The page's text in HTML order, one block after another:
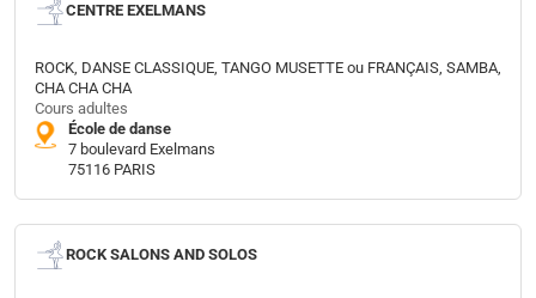
CENTRE EXELMANS
ROCK, DANSE CLASSIQUE, TANGO MUSETTE ou FRANÇAIS, SAMBA,
CHA CHA CHA
Cours adultes
École de danse
7 boulevard Exelmans
75116 PARIS
ROCK SALONS AND SOLOS